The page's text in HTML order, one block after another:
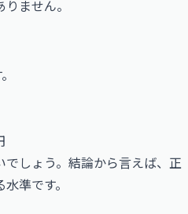
ません。
でしょう。結論から言えば、正
準です。